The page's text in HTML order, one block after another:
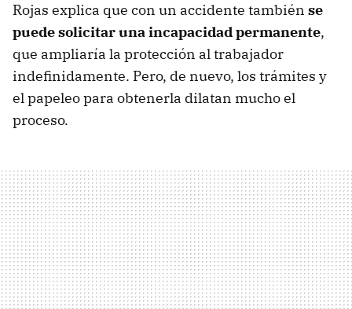
Rojas explica que con un accidente también se
puede solicitar una incapacidad permanente,
que ampliaría la protección al trabajador
indefinidamente. Pero, de nuevo, los trámites y
el papeleo para obtenerla dilatan mucho el
proceso.